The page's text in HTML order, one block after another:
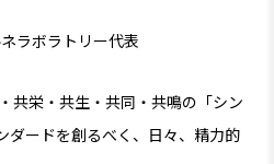
ラボラトリー代表
共栄・共生・共同・共鳴の「シン
ダードを創るべく、日々、精力的